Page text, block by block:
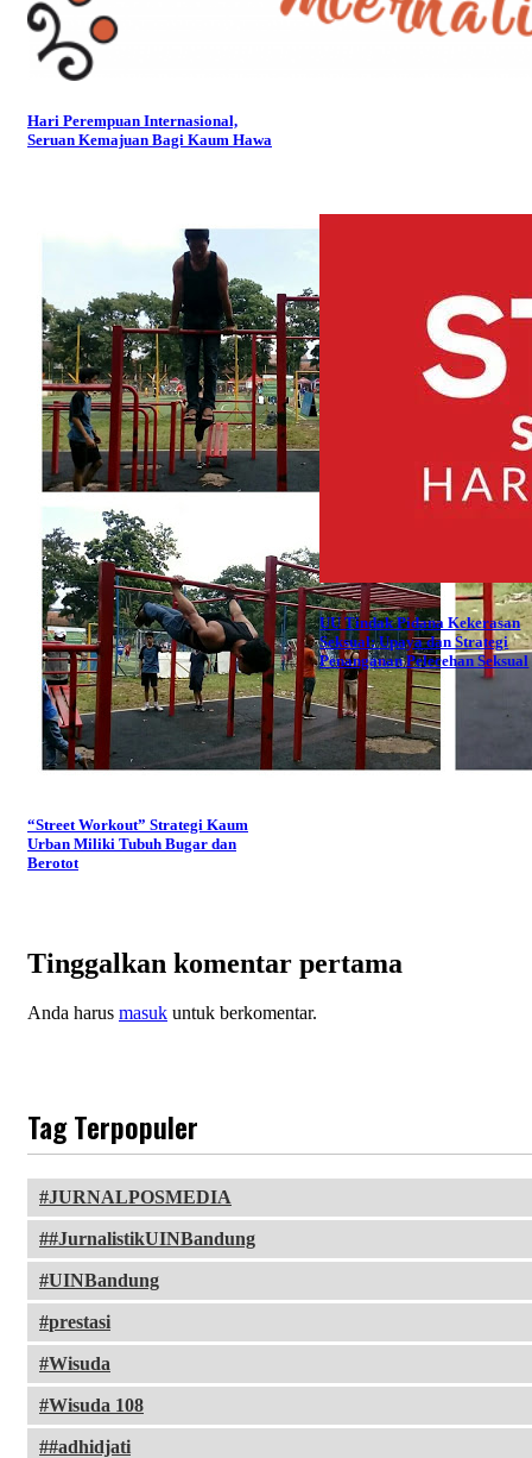
Hari Perempuan Internasional,
Seruan Kemajuan Bagi Kaum Hawa
“Street Workout” Strategi Kaum
Urban Miliki Tubuh Bugar dan
Berotot
UU Tindak Pidana Kekerasan
Seksual: Upaya dan Strategi
Penanganan Pelecehan Seksual
Tinggalkan komentar pertama
Anda harus masuk untuk berkomentar.
Tag Terpopuler
JURNALPOSMEDIA
#JurnalistikUINBandung
UINBandung
prestasi
Wisuda
Wisuda 108
#adhidjati